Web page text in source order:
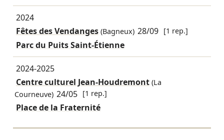
2024
Fêtes des Vendanges(Bagneux) 28/09 [1 rep.]
Parc du Puits Saint-Étienne
2024-2025
Centre culturel Jean-Houdremont(La
Courneuve) 24/05 [1 rep.]
Place de la Fraternité